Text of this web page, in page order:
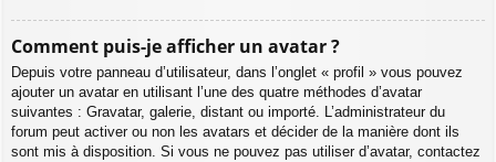
Comment puis-je afficher un avatar ?
Depuis votre panneau d’utilisateur, dans l’onglet « profil » vous pouvez
ajouter un avatar en utilisant l’une des quatre méthodes d’avatar
suivantes : Gravatar, galerie, distant ou importé. L’administrateur du
forum peut activer ou non les avatars et décider de la manière dont ils
sont mis à disposition. Si vous ne pouvez pas utiliser d’avatar, contactez